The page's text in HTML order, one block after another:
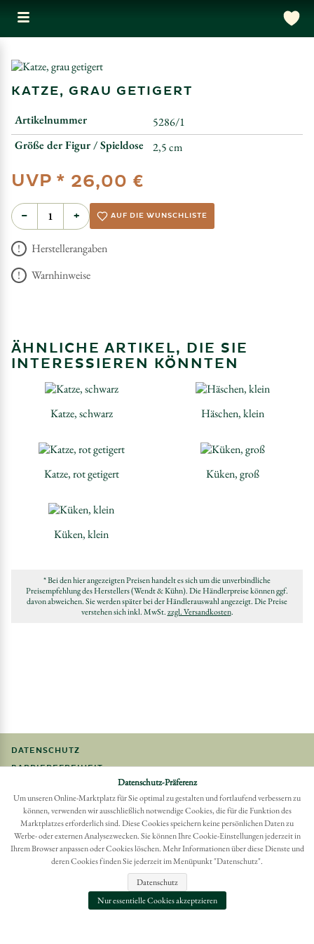
KATZE, GRAU GETIGERT
Artikelnummer
5286/1
Größe der Figur / Spieldose
2,5 cm
UVP * 26,00 €
− + AUF DIE WUNSCHLISTE
Herstellerangaben
Warnhinweise
ÄHNLICHE ARTIKEL, DIE SIE
INTERESSIEREN KÖNNTEN
Katze, schwarz Häschen, klein
Katze, rot getigert Küken, groß
Küken, klein
* Bei den hier angezeigten Preisen handelt es sich um die unverbindliche
Preisempfehlung des Herstellers (Wendt & Kühn). Die Händlerpreise können ggf.
davon abweichen. Sie werden später bei der Händlerauswahl angezeigt. Die Preise
verstehen sich inkl. MwSt.zzgl. Versandkosten.
DATENSCHUTZ
BARRIEREFREIHEIT
IMPRESSUM
Möchten Sie eine Bestellung widerrufen?
Hier Widerruf mit wenigen Klicks online erreichen
Datenschutz-Präferenz
Um unseren Online-Marktplatz für Sie optimal zu gestalten und fortlaufend verbessern zu
können, verwenden wir ausschließlich notwendige Cookies, die für die Funktion des
Marktplatzes erforderlich sind. Diese Cookies speichern keine persönlichen Daten zu
Werbe- oder externen Analysezwecken. Sie können Ihre Cookie-Einstellungen jederzeit in
Ihrem Browser anpassen oder Cookies löschen. Mehr Informationen über diese Dienste und
deren Cookies finden Sie jederzeit im Menüpunkt "Datenschutz".
Datenschutz
Nur essentielle Cookies akzeptzieren